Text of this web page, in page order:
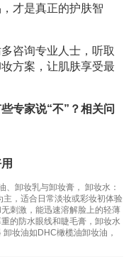
才是真正的护肤智
咨询专业人士，听取
方案，让肌肤享受最
专家说“不”？相关问
、卸妆乳与卸妆膏， 卸妆水：
，适合日常淡妆或彩妆初体验
刺激，能迅速溶解脸上的轻薄
的防水眼线和睫毛膏，卸妆水
妆油如DHC橄榄油卸妆油，